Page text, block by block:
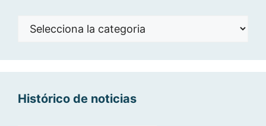
Noticias
Histórico de noticias